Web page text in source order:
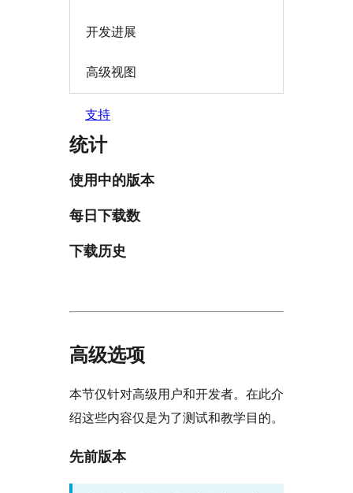
开发进展
高级视图
支持
统计
使用中的版本
每日下载数
下载历史
高级选项
本节仅针对高级用户和开发者。在此介
绍这些内容仅是为了测试和教学目的。
先前版本